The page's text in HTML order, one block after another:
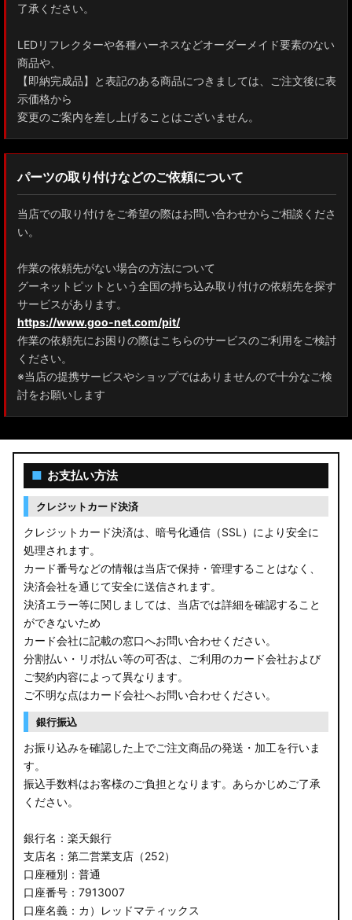
AAHH40W/AAHH45W/TAHA40W ヴェルファイア
AAHH40W/AAHH45W/AGH40W アルファード
AYH30/GGH30/35/AGH30/35 ヴェルファイア
AYH30/GGH30/35/AGH30/35 アルファード
ACR50 エスティマ
ZWR90W/ZWR95W/MZRA90W/MZRA95W ノア/ヴォクシー
ZRR80 ノア/ヴォクシー
NHP17/NSP17NCP17 シエンタ
M900A/M910A ルーミー
A200A/A210A ライズ
E52 エルグランド
T32 エクストレイル
C28 セレナ
B21A デイズルークス
E13 ノート
E12 ノート
B44A/B45A B47A/B48A ルークス ハイウェイスター
JF3/4 N-BOX カスタム
JH3/4 N-WGN
JH1/2 N-WGN
RT5/6 RW1/2 CR-V
RU3/4 ヴェゼル
JW5 S660
了承ください。
LEDリフレクターや各種ハーネスなどオーダーメイド要素のない
商品や、
【即納完成品】と表記のある商品につきましては、ご注文後に表
示価格から
変更のご案内を差し上げることはございません。
パーツの取り付けなどのご依頼について
当店での取り付けをご希望の際はお問い合わせからご相談くださ
い。
作業の依頼先がない場合の方法について
グーネットピットという全国の持ち込み取り付けの依頼先を探す
サービスがあります。
https://www.goo-net.com/pit/
作業の依頼先にお困りの際はこちらのサービスのご利用をご検討
ください。
※当店の提携サービスやショップではありませんので十分なご検
討をお願いします
■ お支払い方法
クレジットカード決済
クレジットカード決済は、暗号化通信（SSL）により安全に
処理されます。
カード番号などの情報は当店で保持・管理することはなく、
決済会社を通じて安全に送信されます。
決済エラー等に関しましては、当店では詳細を確認すること
ができないため
カード会社に記載の窓口へお問い合わせください。
分割払い・リボ払い等の可否は、ご利用のカード会社および
ご契約内容によって異なります。
ご不明な点はカード会社へお問い合わせください。
銀行振込
お振り込みを確認した上でご注文商品の発送・加工を行いま
す。
振込手数料はお客様のご負担となります。あらかじめご了承
ください。
銀行名：楽天銀行
支店名：第二営業支店（252）
口座種別：普通
口座番号：7913007
口座名義：カ）レッドマティックス